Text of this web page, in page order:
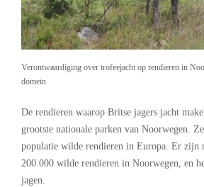
Verontwaardiging over trofeejacht op rendieren in
domein
De rendieren waarop Britse jagers jacht
grootste nationale parken van Noorwegen.
populatie wilde rendieren in Europa. Er zijn
200.000 wilde rendieren in Noorwegen, en
jagen.